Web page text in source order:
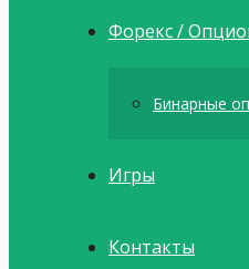
Форекс /
Бинарные
Игры
Контакты